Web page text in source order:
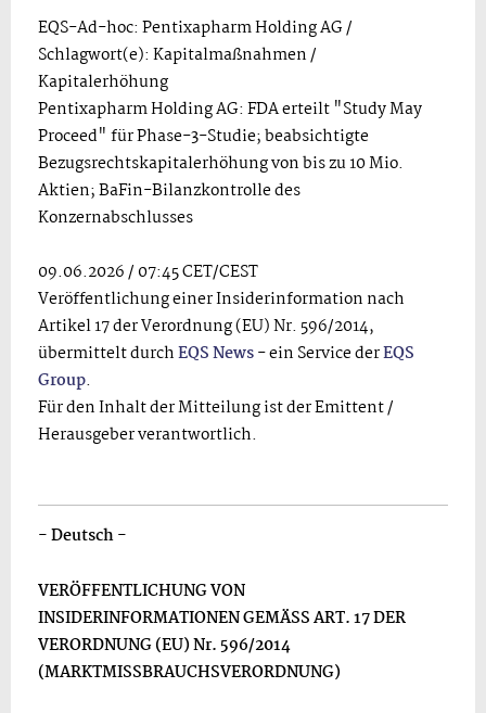
EQS-Ad-hoc: Pentixapharm Holding AG /
Schlagwort(e): Kapitalmaßnahmen /
Kapitalerhöhung
Pentixapharm Holding AG: FDA erteilt "Study May
Proceed" für Phase-3-Studie; beabsichtigte
Bezugsrechtskapitalerhöhung von bis zu 10 Mio.
Aktien; BaFin-Bilanzkontrolle des
Konzernabschlusses
09.06.2026 / 07:45 CET/CEST
Veröffentlichung einer Insiderinformation nach
Artikel 17 der Verordnung (EU) Nr. 596/2014,
übermittelt durchEQS News- ein Service derEQS
Group.
Für den Inhalt der Mitteilung ist der Emittent /
Herausgeber verantwortlich.
- Deutsch -
VERÖFFENTLICHUNG VON
INSIDERINFORMATIONEN GEMÄSS ART. 17 DER
VERORDNUNG (EU) Nr. 596/2014
(MARKTMISSBRAUCHSVERORDNUNG)